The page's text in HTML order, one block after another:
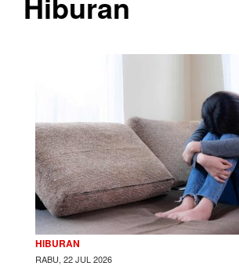
HIBURAN
RABU, 22 JUL 2026